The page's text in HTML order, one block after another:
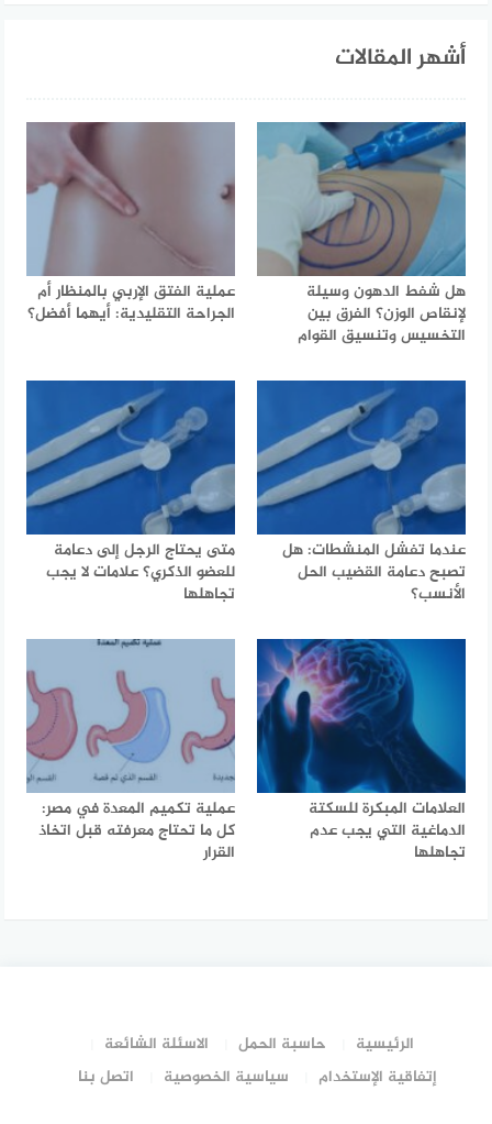
أشهر المقالات
هل شفط الدهون وسيلة
لإنقاص الوزن؟ الفرق بين
التخسيس وتنسيق القوام
عملية الفتق الإربي بالمنظار أم
الجراحة التقليدية: أيهما أفضل؟
عندما تفشل المنشطات: هل
تصبح دعامة القضيب الحل
الأنسب؟
متى يحتاج الرجل إلى دعامة
للعضو الذكري؟ علامات لا يجب
تجاهلها
العلامات المبكرة للسكتة
الدماغية التي يجب عدم
تجاهلها
عملية تكميم المعدة في مصر:
كل ما تحتاج معرفته قبل اتخاذ
القرار
الرئيسية حاسبة الحمل
الاسئلة الشائعة
إتفاقية الإستخدام
سياسية الخصوصية اتصل بنا